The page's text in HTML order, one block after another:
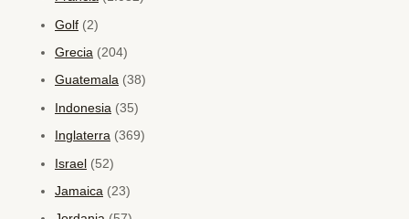
Golf (2)
Grecia (204)
Guatemala (38)
Indonesia (35)
Inglaterra (369)
Israel (52)
Jamaica (23)